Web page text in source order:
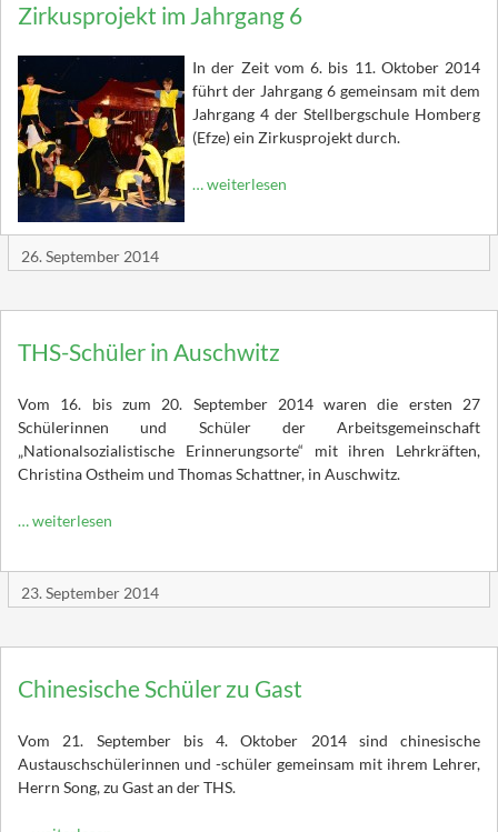
Zirkusprojekt im Jahrgang 6
In der Zeit vom 6. bis 11. Oktober 2014
führt der Jahrgang 6 gemeinsam mit dem
Jahrgang 4 der Stellbergschule Homberg
(Efze) ein Zirkusprojekt durch.
… weiterlesen
26. September 2014
THS-Schüler in Auschwitz
Vom 16. bis zum 20. September 2014 waren die ersten 27
Schülerinnen und Schüler der Arbeitsgemeinschaft
„Nationalsozialistische Erinnerungsorte“ mit ihren Lehrkräften,
Christina Ostheim und Thomas Schattner, in Auschwitz.
… weiterlesen
23. September 2014
Chinesische Schüler zu Gast
Vom 21. September bis 4. Oktober 2014 sind chinesische
Austauschschülerinnen und -schüler gemeinsam mit ihrem Lehrer,
Herrn Song, zu Gast an der THS.